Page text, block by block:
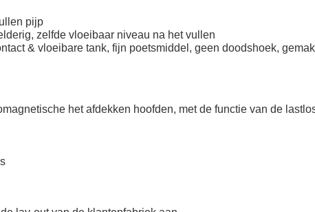
pijp
zelfde vloeibaar niveau na het vullen
& vloeibare tank, fijn poetsmiddel, geen doodshoek,
het afdekken hoofden, met de functie van de